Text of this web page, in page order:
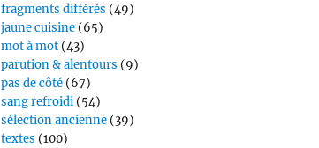
fragments différés (49)
jaune cuisine (65)
mot à mot (43)
parution & alentours (9)
pas de côté (67)
sang refroidi (54)
sélection ancienne (39)
textes (100)